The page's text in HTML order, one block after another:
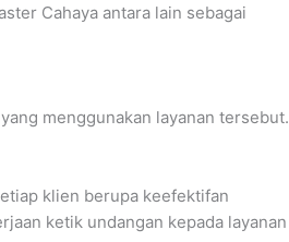
Cahaya antara lain sebagai
menggunakan layanan tersebut.
klien berupa keefektifan
ketik undangan kepada layanan